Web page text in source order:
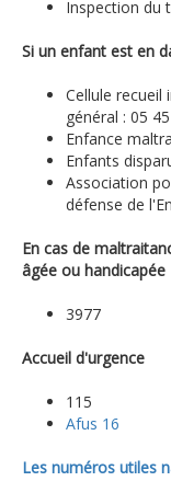
Inspection du
Si un enfant est en
Cellule
général : 05
Enfance
Enfants
Association
défense de
En cas de
âgée ou handicapée
3977
Accueil d'urgence
115
Afus 16
Les numéros utiles